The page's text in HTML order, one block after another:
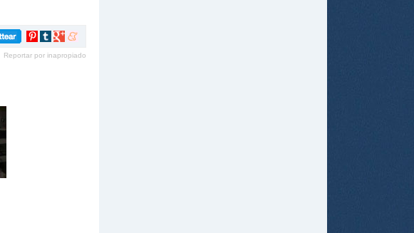
Compartir
Pinterest
Compartir
tumblr
Compartir
Google+
Compartir
meneame
Reportar por inapropiado